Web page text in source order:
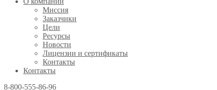
Миссия
Заказчики
Цели
Ресурсы
Новости
Лицензии и сертификаты
Контакты
Контакты
8-800-555-86-96